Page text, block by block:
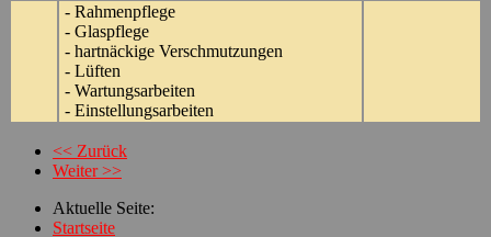
- Rahmenpflege
- Glaspflege
- hartnäckige Verschmutzungen
- Lüften
- Wartungsarbeiten
- Einstellungsarbeiten
<< Zurück
Weiter >>
Aktuelle Seite:
Startseite